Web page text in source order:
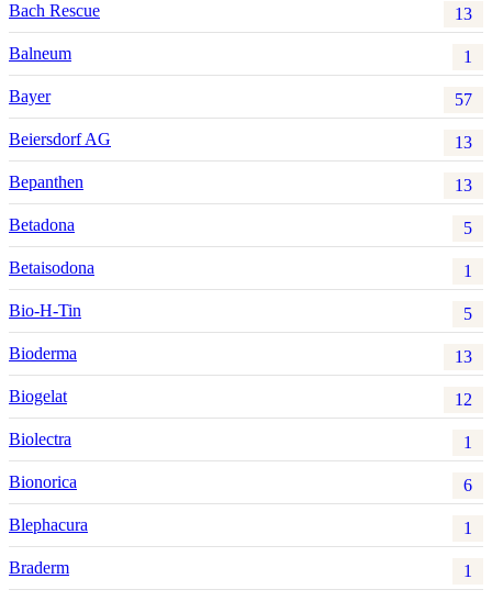
Bach Rescue 13
Balneum 1
Bayer 57
Beiersdorf AG 13
Bepanthen 13
Betadona 5
Betaisodona 1
Bio-H-Tin 5
Bioderma 13
Biogelat 12
Biolectra 1
Bionorica 6
Blephacura 1
Braderm 1